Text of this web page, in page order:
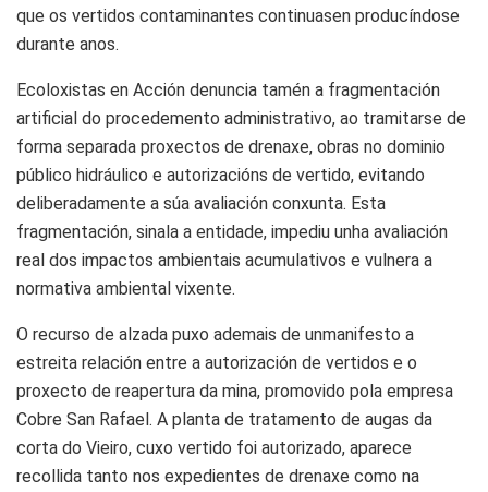
que os vertidos contaminantes continuasen producíndose
durante anos.
Ecoloxistas en Acción denuncia tamén a fragmentación
artificial do procedemento administrativo, ao tramitarse de
forma separada proxectos de drenaxe, obras no dominio
público hidráulico e autorizacións de vertido, evitando
deliberadamente a súa avaliación conxunta. Esta
fragmentación, sinala a entidade, impediu unha avaliación
real dos impactos ambientais acumulativos e vulnera a
normativa ambiental vixente.
O recurso de alzada puxo ademais de unmanifesto a
estreita relación entre a autorización de vertidos e o
proxecto de reapertura da mina, promovido pola empresa
Cobre San Rafael. A planta de tratamento de augas da
corta do Vieiro, cuxo vertido foi autorizado, aparece
recollida tanto nos expedientes de drenaxe como na